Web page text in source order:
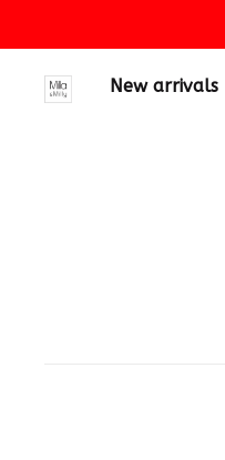
New arrivals